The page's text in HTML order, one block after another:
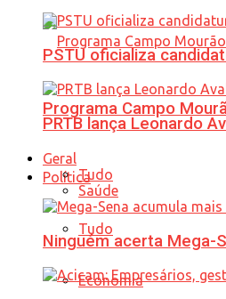
Programa Campo
Política
Tudo
Economia
PSTU oficializa
PRTB lança Leonardo
Geral
Tudo
Saúde
Ninguém acerta Mega-